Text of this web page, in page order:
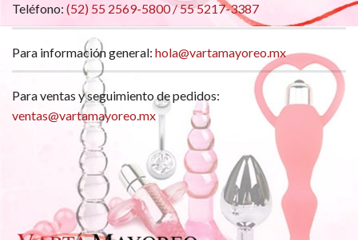
Teléfono: (52) 55 2569-5800 / 55 5217-3387
Para información general: hola@vartamayoreo.mx
Para ventas y seguimiento de pedidos:
ventas@vartamayoreo.mx